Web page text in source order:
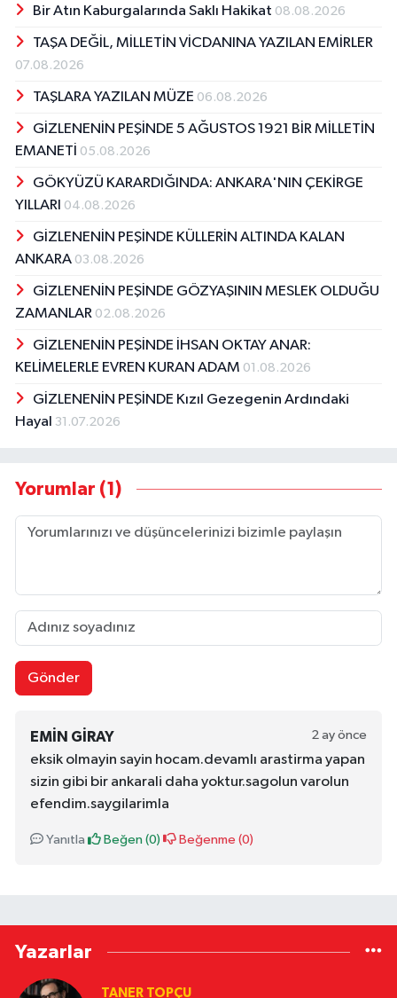
Bir Atın Kaburgalarında Saklı Hakikat 08.08.2026
TAŞA DEĞİL, MİLLETİN VİCDANINA YAZILAN EMİRLER
07.08.2026
TAŞLARA YAZILAN MÜZE 06.08.2026
GİZLENENİN PEŞİNDE 5 AĞUSTOS 1921 BİR MİLLETİN
EMANETİ 05.08.2026
GÖKYÜZÜ KARARDIĞINDA: ANKARA'NIN ÇEKİRGE
YILLARI 04.08.2026
GİZLENENİN PEŞİNDE KÜLLERİN ALTINDA KALAN
ANKARA 03.08.2026
GİZLENENİN PEŞİNDE GÖZYAŞININ MESLEK OLDUĞU
ZAMANLAR 02.08.2026
GİZLENENİN PEŞİNDE İHSAN OKTAY ANAR:
KELİMELERLE EVREN KURAN ADAM 01.08.2026
GİZLENENİN PEŞİNDE Kızıl Gezegenin Ardındaki
Hayal 31.07.2026
Yorumlar (1)
Gönder
EMIN GIRAY 2 ay önce
eksik olmayin sayin hocam.devamlı arastirma yapan
sizin gibi bir ankarali daha yoktur.sagolun varolun
efendim.saygilarimla
Yanıtla Beğen (0) Beğenme (0)
Yazarlar
TANER TOPÇU